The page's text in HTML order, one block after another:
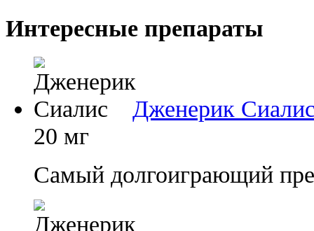
Интересные препараты
Дженерик
20 мг
Самый долгоиграющий